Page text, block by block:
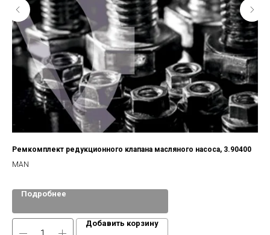
Ремкомплект редукционного клапана масляного насоса, 3.90400
MAN
Подробнее
Добавить корзину